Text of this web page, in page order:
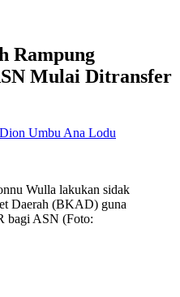
Rampung
Mulai Ditransfer
Dion Umbu Ana Lodu
Wulla lakukan sidak
Daerah (BKAD) guna
bagi ASN (Foto: